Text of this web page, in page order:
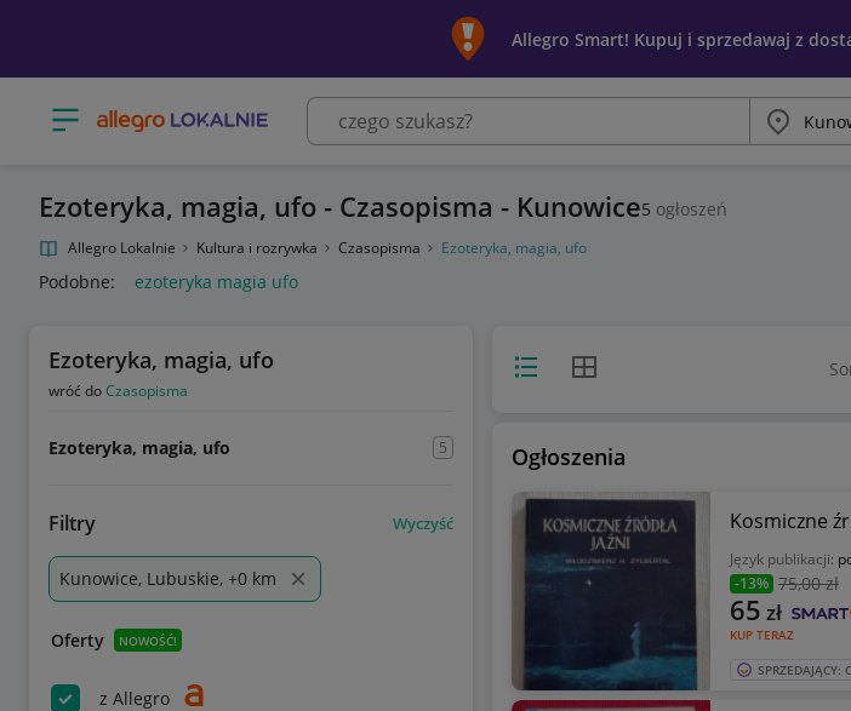
Allegro Smart! Kupuj i sprzedawaj z
Otwórz menu z kategoriami Miasto
Ezoteryka, magia, ufo - Czasopisma - Kunowice5 ogłoszeń
Allegro Lokalnie Kultura i rozrywka Czasopisma Ezoteryka, magia, ufo
Podobne: ezoteryka magia ufo
Ezoteryka, magia, ufo
wróć doCzasopisma
Ezoteryka, magia, ufo 5
Filtry Wyczyść
Kunowice, Lubuskie, +0 km
Oferty NOWOŚĆ!
z Allegro
Widok listyWidok siatki
Ogłoszenia
Kosmiczne
Język publikacji:
-13% 75,00 zł
KUP TERAZ
65 zł
SPRZEDAJĄCY: